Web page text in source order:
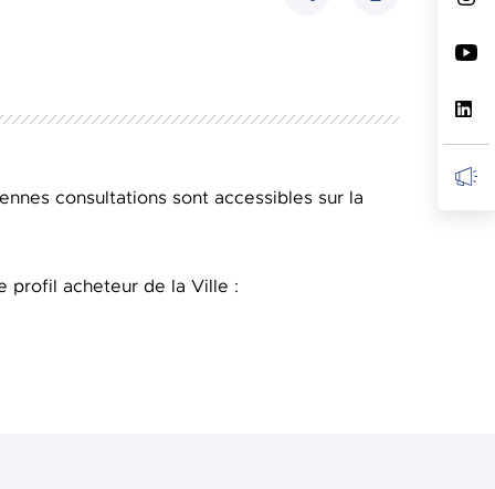
consultations sont accessibles sur la
profil acheteur de la Ville :